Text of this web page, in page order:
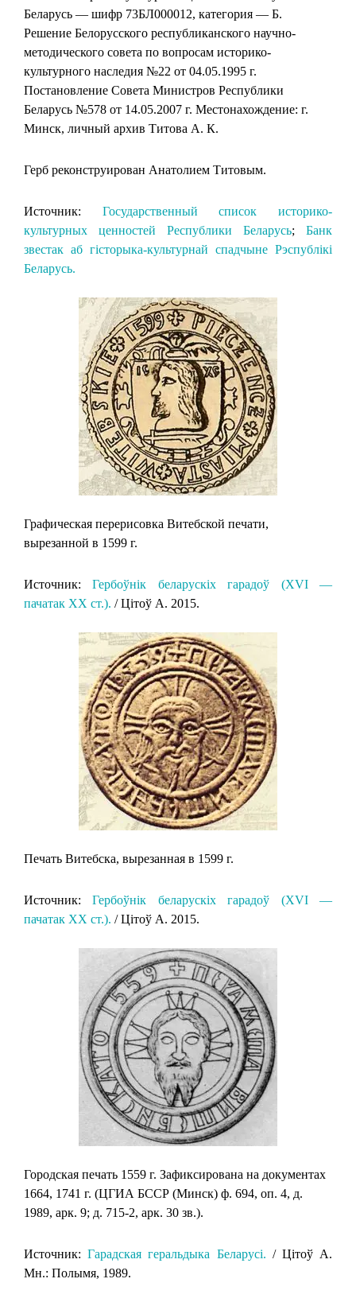
Беларусь — шифр 73БЛ000012, категория — Б.
Решение Белорусского республиканского научно-
методического совета по вопросам историко-
культурного наследия №22 от 04.05.1995 г.
Постановление Совета Министров Республики
Беларусь №578 от 14.05.2007 г. Местонахождение: г.
Минск, личный архив Титова А. К.
Герб реконструирован Анатолием Титовым.
Источник: Государственный список историко-
культурных ценностей Республики Беларусь; Банк
звестак аб гісторыка-культурнай спадчыне Рэспублікі
Беларусь.
Графическая перерисовка Витебской печати,
вырезанной в 1599 г.
Источник:Гербоўнік беларускіх гарадоў (XVI —
пачатак XX ст.). / Цітоў А. 2015.
Печать Витебска, вырезанная в 1599 г.
Источник:Гербоўнік беларускіх гарадоў (XVI —
пачатак XX ст.). / Цітоў А. 2015.
Городская печать 1559 г. Зафиксирована на документах
1664, 1741 г. (ЦГИА БССР (Минск) ф. 694, оп. 4, д.
1989, арк. 9; д. 715-2, арк. 30 зв.).
Источник:Гарадская геральдыка Беларусi. / Цiтоў А.
Мн.: Полымя, 1989.